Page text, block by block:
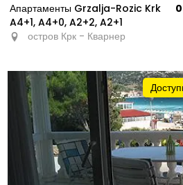
Апартаменты Grzalja-Rozic Krk
A4+1, A4+0, A2+2, A2+1
остров Крк - Кварнер